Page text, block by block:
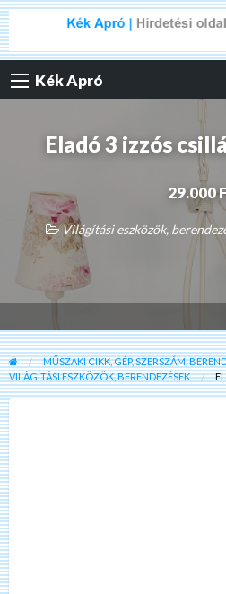
Kék Apró
Eladó 3 izzós
29.000
Világítási eszközök,
MŰSZAKI CIKK, GÉP, SZERSZÁM,
VILÁGÍTÁSI ESZKÖZÖK, BERENDEZÉSEK